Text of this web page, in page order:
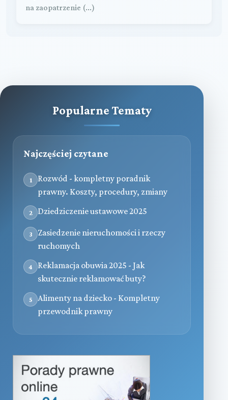
na zaopatrzenie (...)
Popularne Tematy
Najczęściej czytane
1
Rozwód - kompletny poradnik
prawny. Koszty, procedury, zmiany
2 Dziedziczenie ustawowe 2025
3
Zasiedzenie nieruchomości i rzeczy
ruchomych
4
Reklamacja obuwia 2025 - Jak
skutecznie reklamować buty?
5
Alimenty na dziecko - Kompletny
przewodnik prawny